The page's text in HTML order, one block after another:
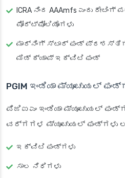
ICRA ನಿಂದ AAAmfs ಎಂದು
ಪೋರ್ಟ್‌ಫೋಲಿಯೊಗಳು
ಮಾರ್ನಿಂಗ್ ಸ್ಟಾರ್ ಫಂಡ್
ಮಿಡ್ ಕ್ಯಾಪ್ ಇಕ್ವಿಟಿ ಫಂಡ್
PGIM ಇಂಡಿಯಾ ಮ್ಯೂಚುಯಲ್
ಪಿಜಿಐಎಂ ಇಂಡಿಯಾ ಮ್ಯೂಚುಯಲ್
ವರ್ಗಗಳ ಮ್ಯೂಚುಯಲ್ ಫಂಡ್‌ಗಳು
ಇಕ್ವಿಟಿ ಫಂಡ್‌ಗಳು
ಸಾಲ ನಿಧಿಗಳು